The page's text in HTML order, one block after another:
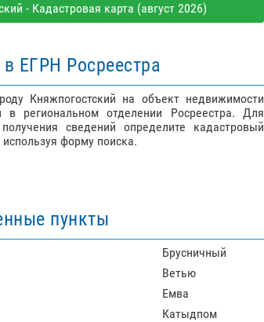
- Кадастровая карта (август 2026)
ЕГРН Росреестра
Княжпогостский на объект недвижимости
в региональном отделении Росреестра. Для
сведений определите кадастровый
форму поиска.
пункты
Брусничный
Ветью
Емва
Катыдпом